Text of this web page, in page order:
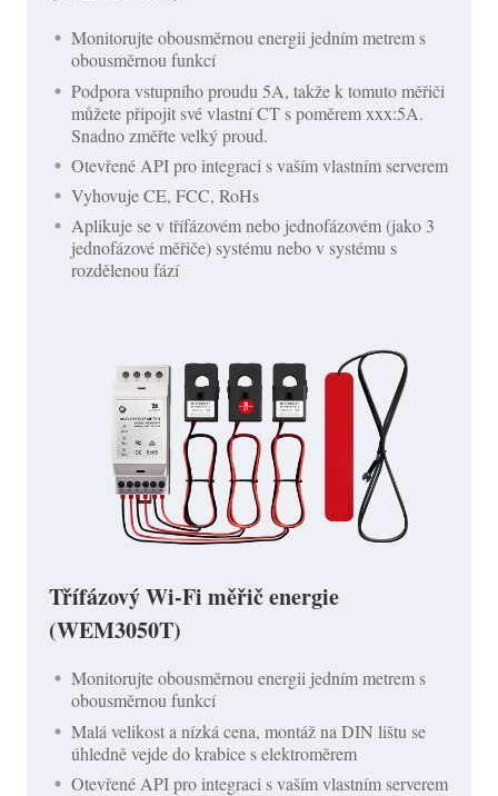
Monitorujte obousměrnou energii jedním metrem s
obousměrnou funkcí
Podpora vstupního proudu 5A, takže k tomuto měřiči
můžete připojit své vlastní CT s poměrem xxx:5A.
Snadno změřte velký proud.
Otevřené API pro integraci s vaším vlastním serverem
Vyhovuje CE, FCC, RoHs
Aplikuje se v třífázovém nebo jednofázovém (jako 3
jednofázové měřiče) systému nebo v systému s
rozdělenou fází
Třífázový Wi-Fi měřič energie
(WEM3050T)
Monitorujte obousměrnou energii jedním metrem s
obousměrnou funkcí
Malá velikost a nízká cena, montáž na DIN lištu se
úhledně vejde do krabice s elektroměrem
Otevřené API pro integraci s vaším vlastním serverem